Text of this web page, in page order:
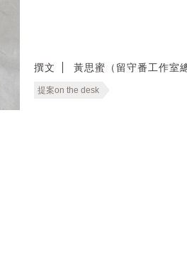
撰文 黃思蜜（留守番工作室
提案on the desk